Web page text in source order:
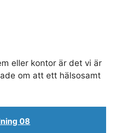
eller kontor är det vi är
om att ett hälsosamt
08